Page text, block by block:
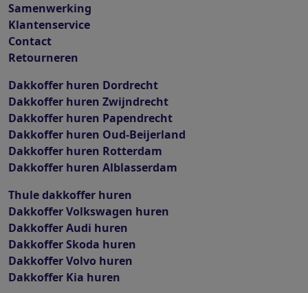
Samenwerking
Klantenservice
Contact
Retourneren
Dakkoffer huren Dordrecht
Dakkoffer huren Zwijndrecht
Dakkoffer huren Papendrecht
Dakkoffer huren Oud-Beijerland
Dakkoffer huren Rotterdam
Dakkoffer huren Alblasserdam
Thule dakkoffer huren
Dakkoffer Volkswagen huren
Dakkoffer Audi huren
Dakkoffer Skoda huren
Dakkoffer Volvo huren
Dakkoffer Kia huren